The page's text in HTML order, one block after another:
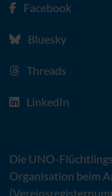
Facebook
Bluesky
Threads
LinkedIn
Die UNO-
Organisation beim